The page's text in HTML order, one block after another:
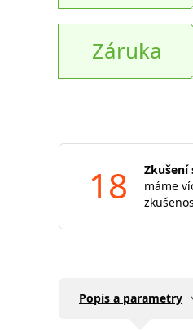
Záruka
18
Zkušení
máme
Popis a parametry